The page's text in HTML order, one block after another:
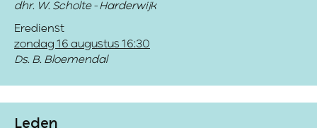
dhr. W. Scholte - Harderwijk
Eredienst
zondag 16 augustus 16:30
Ds. B. Bloemendal
Leden